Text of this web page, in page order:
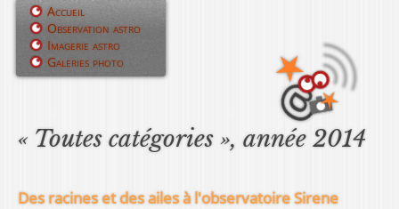
Jump to navigation
« Toutes catégories », année 2014
Des racines et des ailes à l'observatoire Sirene
M
r
Accueil
Observation astro
Imagerie astro
Galeries photo